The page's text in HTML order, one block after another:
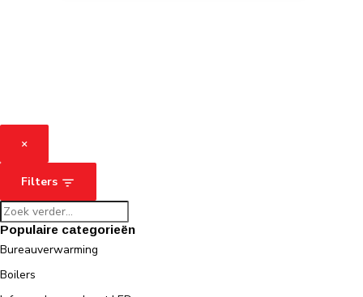
×
Filters
Populaire categorieën
Bureauverwarming
Boilers